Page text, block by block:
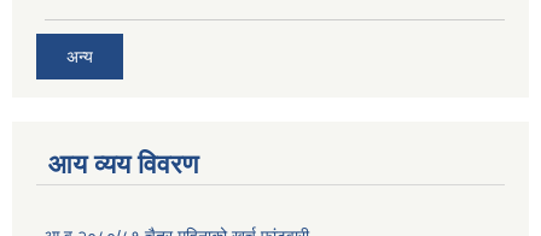
अन्य
आय व्यय विवरण